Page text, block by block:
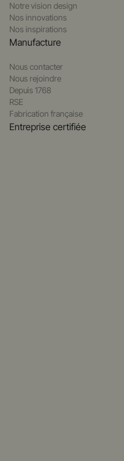
Notre vision design
Nos innovations
Nos inspirations
Manufacture
Nous contacter
Nous rejoindre
Depuis 1768
RSE
Fabrication française
Entreprise certifiée